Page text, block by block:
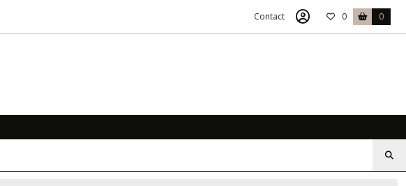
Contact 0 0